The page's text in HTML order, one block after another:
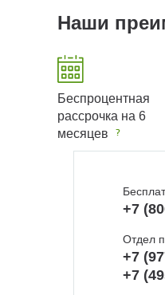
Наши
Беспроцентная
рассрочка на 6
месяцев
+7
Отдел
+7
+7